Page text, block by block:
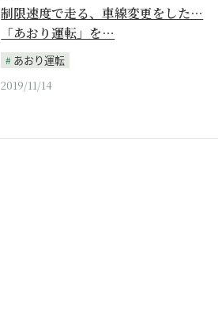
制限速度で走る、車線変更をした…
「あおり運転」を…
あおり運転
2019/11/14